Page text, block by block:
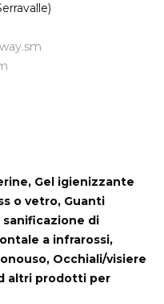
Gel igienizzante
o vetro, Guanti
di
a infrarossi,
Occhiali/visiere
altri prodotti per